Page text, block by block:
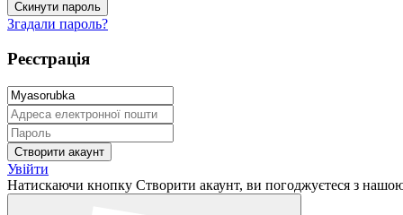
Згадали пароль?
Реєстрація
Увійти
Натискаючи кнопку Створити акаунт, ви погоджуєтеся з